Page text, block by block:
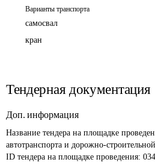
Варианты транспорта
самосвал
кран
Тендерная документация
Доп. информация
Название тендера на площадке
автотранспорта и дорожно-
ID тендера на площадке проведения: